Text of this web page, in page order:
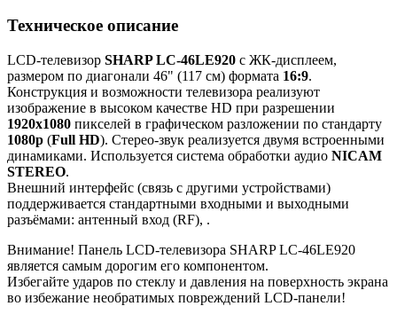
Техническое описание
LCD-телевизор SHARP LC-46LE920 с ЖК-дисплеем,
размером по диагонали 46" (117 см) формата 16:9.
Конструкция и возможности телевизора реализуют
изображение в высоком качестве HD при разрешении
1920x1080 пикселей в графическом разложении по стандарту
1080p (Full HD). Стерео-звук реализуется двумя встроенными
динамиками. Используется система обработки аудио NICAM
STEREO.
Внешний интерфейс (связь с другими устройствами)
поддерживается стандартными входными и выходными
разъёмами: антенный вход (RF), .
Внимание! Панель LCD-телевизора SHARP LC-46LE920
является самым дорогим его компонентом.
Избегайте ударов по стеклу и давления на поверхность экрана
во избежание необратимых повреждений LCD-панели!